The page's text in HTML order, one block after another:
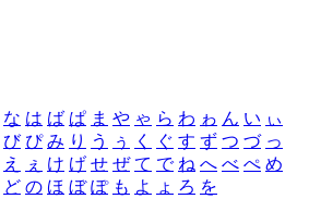
な は ば ぱ ま や ゃ ら わ ゎ ん い ぃ
び ぴ み り う ぅ く ぐ す ず つ づ っ
え ぇ け げ せ ぜ て で ね へ べ ぺ め
ど の ほ ぼ ぽ も よ ょ ろ を